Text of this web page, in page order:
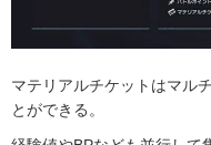
マテリアルチケットはマル
とができる。